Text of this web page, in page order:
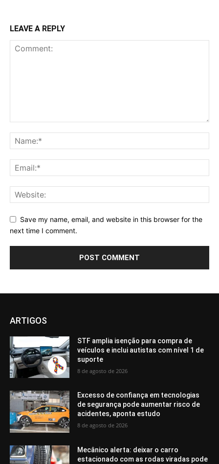
LEAVE A REPLY
Save my name, email, and website in this browser for the
next time I comment.
ARTIGOS
STF amplia isenção para compra de
veículos e inclui autistas com nível 1 de
suporte
8 de agosto de 2026
Excesso de confiança em tecnologias
de segurança pode aumentar risco de
acidentes, aponta estudo
8 de agosto de 2026
Mecânico alerta: deixar o carro
estacionado com as rodas viradas pode